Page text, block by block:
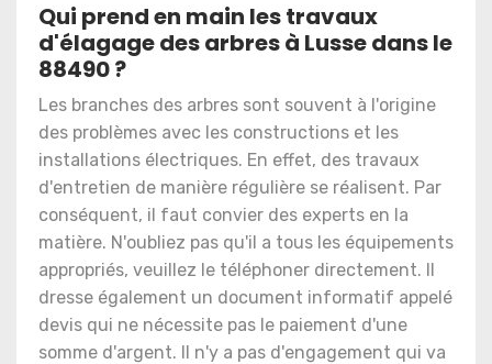
Qui prend en main les travaux
d'élagage des arbres à Lusse dans le
88490 ?
Les branches des arbres sont souvent à l'origine
des problèmes avec les constructions et les
installations électriques. En effet, des travaux
d'entretien de manière régulière se réalisent. Par
conséquent, il faut convier des experts en la
matière. N'oubliez pas qu'il a tous les équipements
appropriés, veuillez le téléphoner directement. Il
dresse également un document informatif appelé
devis qui ne nécessite pas le paiement d'une
somme d'argent. Il n'y a pas d'engagement qui va